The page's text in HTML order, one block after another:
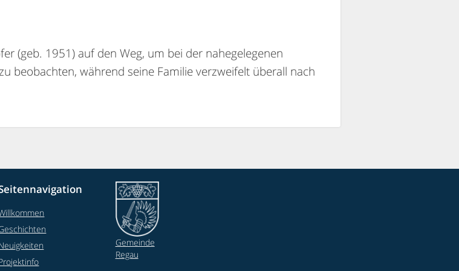
(geb. 1951) auf den Weg, um bei der nahegelegenen
beobachten, während seine Familie verzweifelt überall nach
Gemeinde
Regau